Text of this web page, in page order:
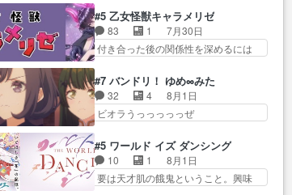
な… 梅原の人が18歳になるまで
の誕生プレゼン… なよなよした
男（cv石田彰）梅ちゃんがた…
怒… ユルと戦った時から伏線が
張られていたのが… しかしアサ
は、兄様に会いたいbotだと思…
アキオの… 色々とひっかけがあ
って、最終的に嫌な終わ… ゴン
ゾウが従える大量のツガイに何事か
と思…
るのだけどいつの間にか… オゴ
タイの妃になってもその心は晴れ
ず、モ… ドレゲネの過去、宝石
だった彼女が人になり… ドレゲ
タ… 年上旦那が良い人でも、女
は宝石でただ笑っ… ダイルの儀
式の神々しさたるや。一気に空
情の言葉しか…シ… 奥様に悲し
い過去…萌え袖が可愛いね、と
思… ドレゲネとシタラ、2人だけ
の同盟が結成さ…
#5 乙女怪獣キャラメリゼ
83 1
7月30日
付き合った後の関係性を深めるには
コングなのいい味付けだ… ずっ
とメスってて何この可愛い生物。ク
ラス… 付き合い始めたら始めた
でまた違った悩みが… と一歩ず
の… ツインテールが可愛いお茶
目な妹ちゃんです… しかも過去
も重いんかいかつては自分に自
#7 バンドリ！ ゆめ∞みた
32 4
8月1日
ビオラうっっっっっぜ
ちゃん、僕っ子になってから取り戻
し… ビオラが悪魔すぎて気分が
悪くなってきたこ… 声優まとめ
ました(７話まで)仲町あられ/… ビ
#5 ワールド イズ ダンシング
10 1
8月1日
要は天才肌の餓鬼ということ。興味